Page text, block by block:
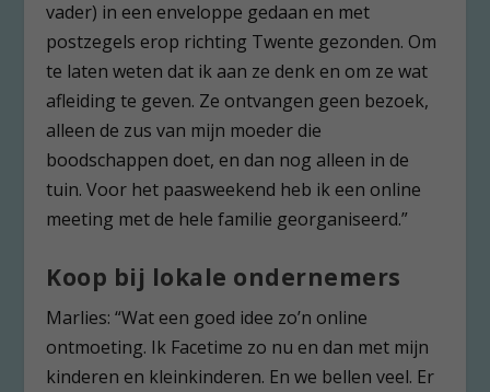
vader) in een enveloppe gedaan en met
postzegels erop richting Twente gezonden. Om
te laten weten dat ik aan ze denk en om ze wat
afleiding te geven. Ze ontvangen geen bezoek,
alleen de zus van mijn moeder die
boodschappen doet, en dan nog alleen in de
tuin. Voor het paasweekend heb ik een online
meeting met de hele familie georganiseerd.”
Koop bij lokale ondernemers
Marlies: “Wat een goed idee zo’n online
ontmoeting. Ik Facetime zo nu en dan met mijn
kinderen en kleinkinderen. En we bellen veel. Er